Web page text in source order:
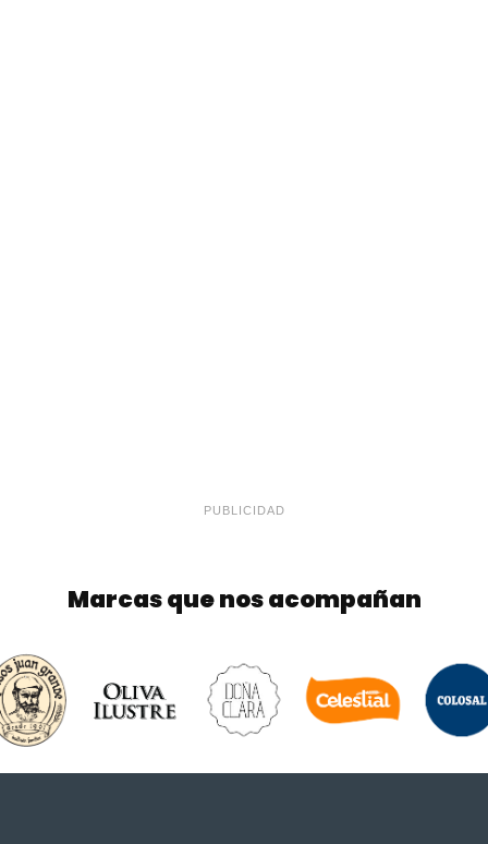
PUBLICIDAD
Marcas que nos acompañan